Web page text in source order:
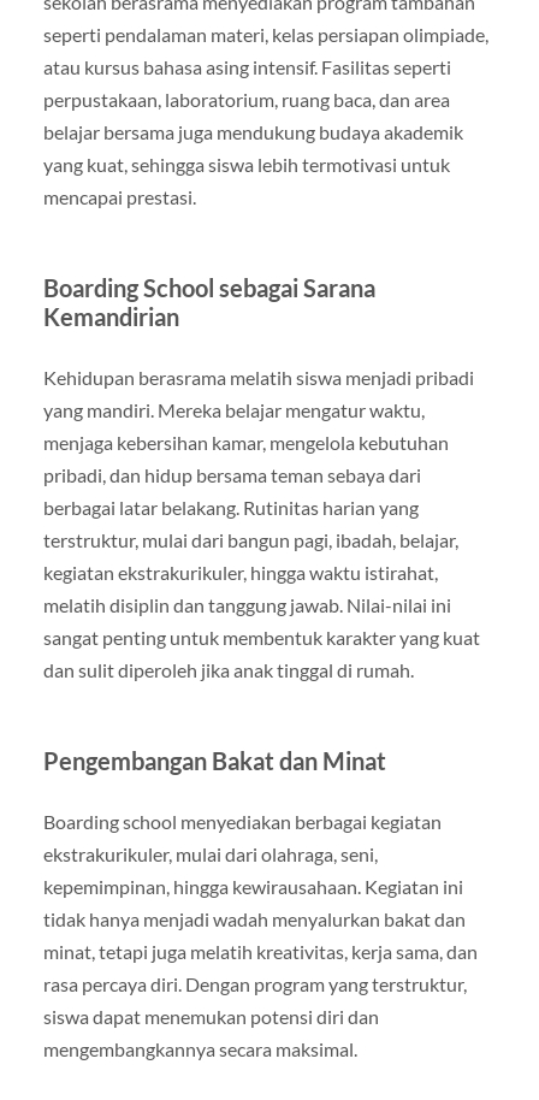
seperti pendalaman materi, kelas persiapan olimpiade,
atau kursus bahasa asing intensif. Fasilitas seperti
perpustakaan, laboratorium, ruang baca, dan area
belajar bersama juga mendukung budaya akademik
yang kuat, sehingga siswa lebih termotivasi untuk
mencapai prestasi.
Boarding School sebagai Sarana
Kemandirian
Kehidupan berasrama melatih siswa menjadi pribadi
yang mandiri. Mereka belajar mengatur waktu,
menjaga kebersihan kamar, mengelola kebutuhan
pribadi, dan hidup bersama teman sebaya dari
berbagai latar belakang. Rutinitas harian yang
terstruktur, mulai dari bangun pagi, ibadah, belajar,
kegiatan ekstrakurikuler, hingga waktu istirahat,
melatih disiplin dan tanggung jawab. Nilai-nilai ini
sangat penting untuk membentuk karakter yang kuat
dan sulit diperoleh jika anak tinggal di rumah.
Pengembangan Bakat dan Minat
Boarding school menyediakan berbagai kegiatan
ekstrakurikuler, mulai dari olahraga, seni,
kepemimpinan, hingga kewirausahaan. Kegiatan ini
tidak hanya menjadi wadah menyalurkan bakat dan
minat, tetapi juga melatih kreativitas, kerja sama, dan
rasa percaya diri. Dengan program yang terstruktur,
siswa dapat menemukan potensi diri dan
mengembangkannya secara maksimal.